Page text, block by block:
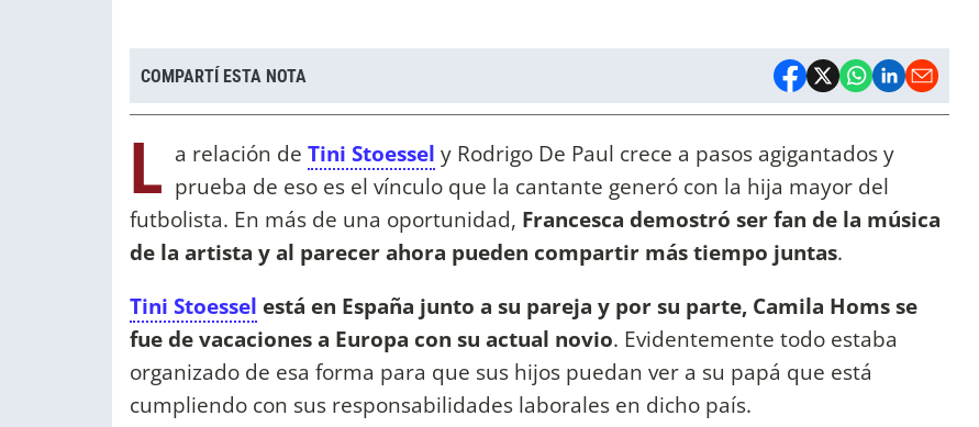
COMPARTÍ ESTA NOTA
L a relación de Tini Stoessel y Rodrigo De Paul crece a pasos agigantados y
prueba de eso es el vínculo que la cantante generó con la hija mayor del
futbolista. En más de una oportunidad, Francesca demostró ser fan de la música
de la artista y al parecer ahora pueden compartir más tiempo juntas.
Tini Stoessel está en España junto a su pareja y por su parte, Camila Homs se
fue de vacaciones a Europa con su actual novio. Evidentemente todo estaba
organizado de esa forma para que sus hijos puedan ver a su papá que está
cumpliendo con sus responsabilidades laborales en dicho país.